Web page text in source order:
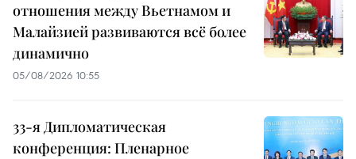
отношения между Вьетнамом и
Малайзией развиваются всё более
динамично
05/08/2026 10:55
33-я Дипломатическая
конференция: Пленарное